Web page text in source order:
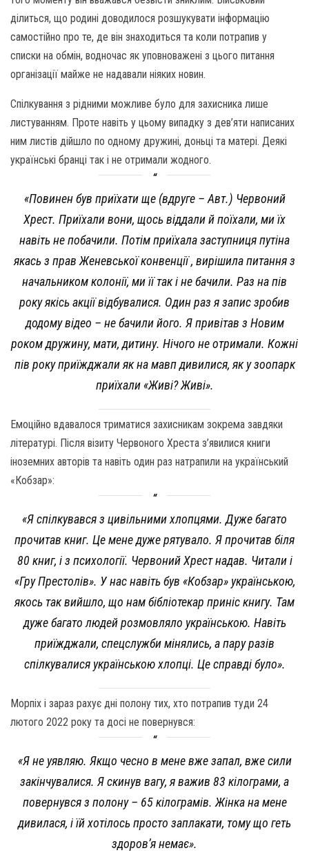
ділиться, що родині доводилося розшукувати інформацію
самостійно про те, де він знаходиться та коли потрапив у
списки на обмін, водночас як уповноважені з цього питання
організації майже не надавали ніяких новин.
Спілкування з рідними можливе було для захисника лише
листуванням. Проте навіть у цьому випадку з дев’яти написаних
ним листів дійшло по одному дружині, доньці та матері. Деякі
українські бранці так і не отримали жодного.
«Повинен був приїхати ще (вдруге – Авт.) Червоний
Хрест. Приїхали вони, щось віддали й поїхали, ми їх
навіть не побачили. Потім приїхала заступниця путіна
якась з прав Женевської конвенції , вирішила питання з
начальником колонії, ми її так і не бачили. Раз на пів
року якісь акції відбувалися. Один раз я запис зробив
додому відео – не бачили його. Я привітав з Новим
роком дружину, мати, дитину. Нічого не отримали. Кожні
пів року приїжджали як на мавп дивилися, як у зоопарк
приїхали «Живі? Живі».
Емоційно вдавалося триматися захисникам зокрема завдяки
літературі. Після візиту Червоного Хреста з’явилися книги
іноземних авторів та навіть один раз натрапили на український
«Кобзар»:
«Я спілкувався з цивільними хлопцями. Дуже багато
прочитав книг. Це мене дуже рятувало. Я прочитав біля
80 книг, і з психології. Червоний Хрест надав. Читали і
«Гру Престолів». У нас навіть був «Кобзар» українською,
якось так вийшло, що нам бібліотекар приніс книгу. Там
дуже багато людей розмовляло українською. Навіть
приїжджали, спецслужби мінялись, а пару разів
спілкувалися українською хлопці. Це справді було».
Морпіх і зараз рахує дні полону тих, хто потрапив туди 24
лютого 2022 року та досі не повернувся:
«Я не уявляю. Якщо чесно в мене вже запал, вже сили
закінчувалися. Я скинув вагу, я важив 83 кілограми, а
повернувся з полону – 65 кілограмів. Жінка на мене
дивилася, і їй хотілось просто заплакати, тому що геть
здоров’я немає».